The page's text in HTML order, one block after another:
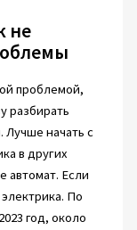
не
проблемой,
разбирать
Лучше начать с
в других
автомат. Если
По
год, около